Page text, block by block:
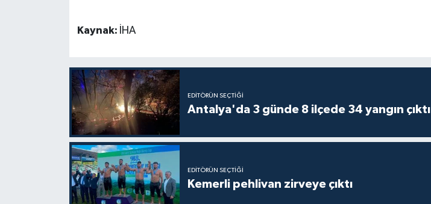
Kaynak: İHA
EDITÖRÜN SEÇTIĞI
Antalya'da 3 günde 8 ilçede 34 yangın çıktı
EDITÖRÜN SEÇTIĞI
Kemerli pehlivan zirveye çıktı